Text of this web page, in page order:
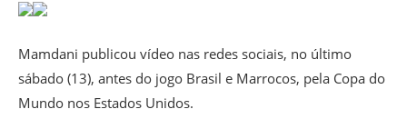
Mamdani publicou vídeo nas redes sociais, no último
sábado (13), antes do jogo Brasil e Marrocos, pela Copa do
Mundo nos Estados Unidos.